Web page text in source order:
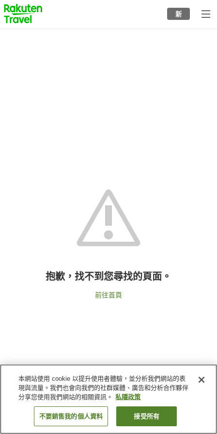
to
top
page
新
抱歉，找不到您尋找的頁面。
前往首頁
本網站使用 cookie 以提升使用者體驗，並分析我們網站的表
現與流量。我們也會向我們的社群媒體、廣告和分析合作夥伴
分享您使用我們網站的相關資訊。
私隱政策
不要銷售我的個人資料 接受所有